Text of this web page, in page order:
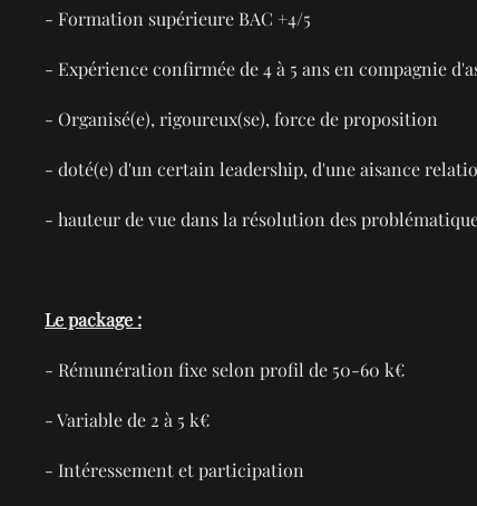
- Formation supérieure BAC +4/5
- Expérience confirmée de 4 à 5 ans en compagnie
- Organisé(e), rigoureux(se), force de proposition
- doté(e) d'un certain leadership, d'une aisance
- hauteur de vue dans la résolution des
Le package :
- Rémunération fixe selon profil de 50-60 k€
- Variable de 2 à 5 k€
- Intéressement et participation